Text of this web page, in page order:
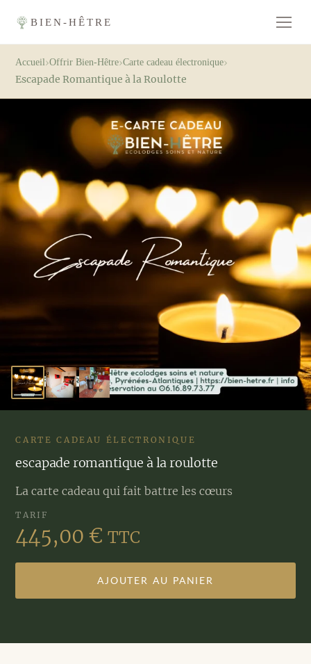
BIEN-HÊTRE
Accueil›Offrir Bien-Hêtre›Carte cadeau électronique›
Escapade Romantique à la Roulotte
CARTE CADEAU ÉLECTRONIQUE
escapade romantique à la roulotte
La carte cadeau qui fait battre les cœurs
TARIF
445,00€ TTC
AJOUTER AU PANIER